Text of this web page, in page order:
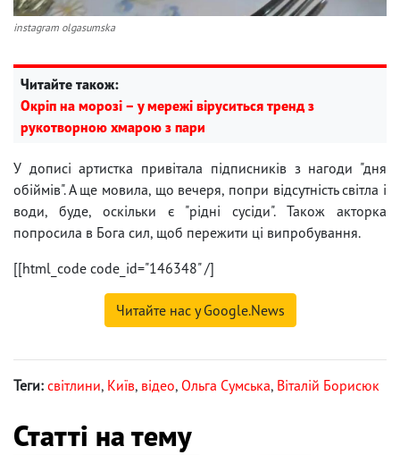
instagram olgasumska
Читайте також:
Окріп на морозі – у мережі віруситься тренд з
рукотворною хмарою з пари
У дописі артистка привітала підписників з нагоди "дня
обіймів". А ще мовила, що вечеря, попри відсутність світла і
води, буде, оскільки є "рідні сусіди". Також акторка
попросила в Бога сил, щоб пережити ці випробування.
[[html_code code_id="146348" /]
Читайте нас у Google.News
Теги: світлини, Київ, відео, Ольга Сумська, Віталій Борисюк
Статті на тему